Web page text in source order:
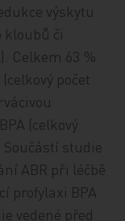
výskytu
kloubů či
). Celkem 63 %
počet
(celkový
Součástí studie
ABR při léčbě
profylaxi BPA
vedené před